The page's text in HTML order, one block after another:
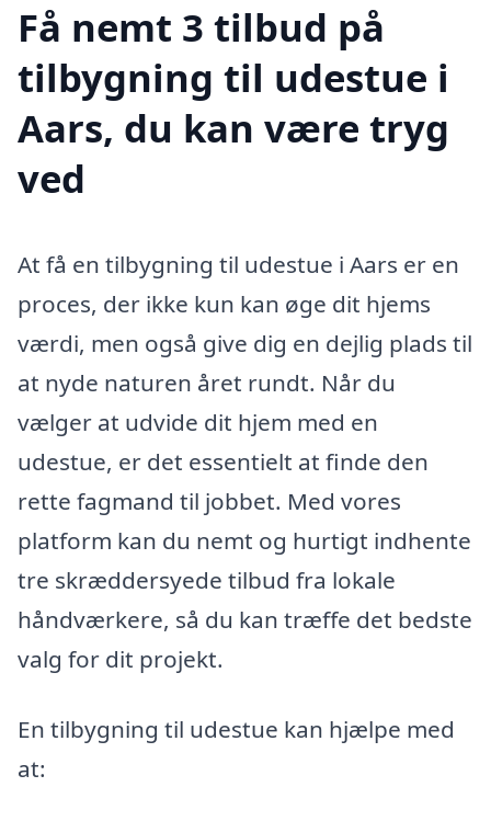
Få nemt 3 tilbud på
tilbygning til udestue i
Aars, du kan være tryg
ved
At få en tilbygning til udestue i Aars er en
proces, der ikke kun kan øge dit hjems
værdi, men også give dig en dejlig plads til
at nyde naturen året rundt. Når du
vælger at udvide dit hjem med en
udestue, er det essentielt at finde den
rette fagmand til jobbet. Med vores
platform kan du nemt og hurtigt indhente
tre skræddersyede tilbud fra lokale
håndværkere, så du kan træffe det bedste
valg for dit projekt.
En tilbygning til udestue kan hjælpe med
at: